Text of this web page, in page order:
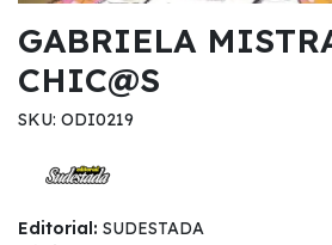
GABRIELA
CHIC@S
SKU: ODI0219
Editorial: SUDESTADA